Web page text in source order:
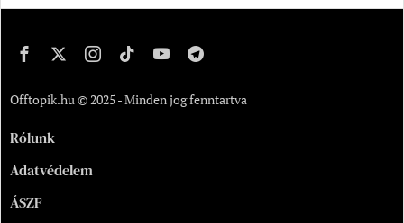
Offtopik.hu © 2025 - Minden jog fenntartva
Rólunk
Adatvédelem
ÁSZF